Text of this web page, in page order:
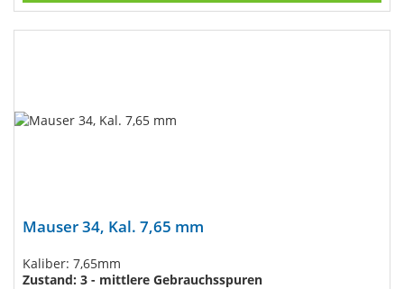
Mauser 34, Kal. 7,65 mm
Kaliber: 7,65mm
Zustand: 3 - mittlere Gebrauchsspuren